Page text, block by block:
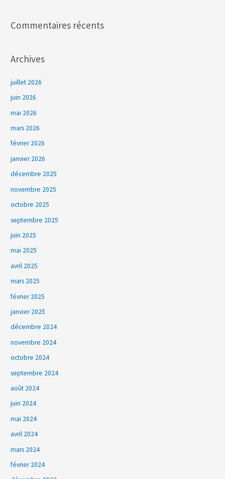
Commentaires récents
Archives
juillet 2026
juin 2026
mai 2026
mars 2026
février 2026
janvier 2026
décembre 2025
novembre 2025
octobre 2025
septembre 2025
juin 2025
mai 2025
avril 2025
mars 2025
février 2025
janvier 2025
décembre 2024
novembre 2024
octobre 2024
septembre 2024
août 2024
juin 2024
mai 2024
avril 2024
mars 2024
février 2024